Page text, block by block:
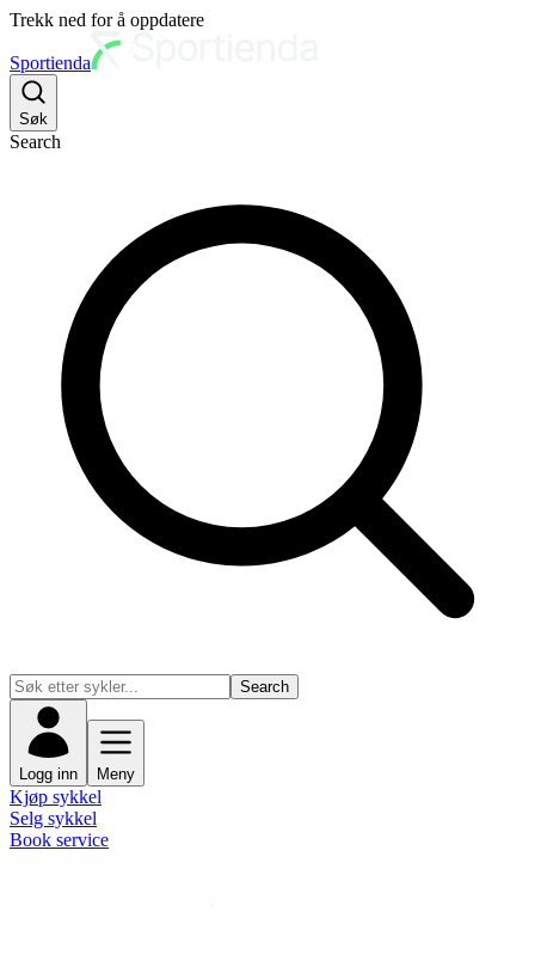
Trekk ned for å oppdatere
Sportienda
Søk
Search
Search
Logg inn Meny
Kjøp sykkel
Selg sykkel
Book service